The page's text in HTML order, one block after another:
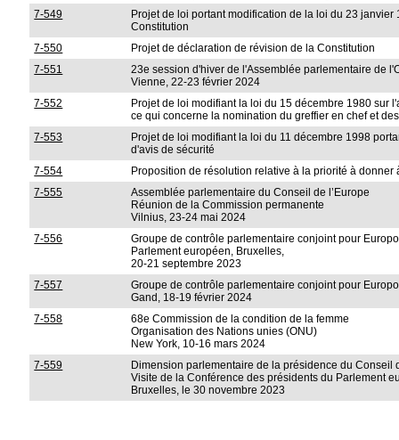
7-549
Projet de loi portant modification de la loi du 23
Constitution
7-550
Projet de déclaration de révision de la Constitution
7-551
23e session d'hiver de l'Assemblée parlementaire de
Vienne, 22-23 février 2024
7-552
Projet de loi modifiant la loi du 15 décembre 1980 sur
ce qui concerne la nomination du greffier en chef et
7-553
Projet de loi modifiant la loi du 11 décembre 1998
d'avis de sécurité
7-554
Proposition de résolution relative à la priorité à
7-555
Assemblée parlementaire du Conseil de l’Europe
Réunion de la Commission permanente
Vilnius, 23-24 mai 2024
7-556
Groupe de contrôle parlementaire conjoint pour
Parlement européen, Bruxelles,
20-21 septembre 2023
7-557
Groupe de contrôle parlementaire conjoint pour
Gand, 18-19 février 2024
7-558
68e Commission de la condition de la femme
Organisation des Nations unies (ONU)
New York, 10-16 mars 2024
7-559
Dimension parlementaire de la présidence du Conseil
Visite de la Conférence des présidents du Parlement
Bruxelles, le 30 novembre 2023